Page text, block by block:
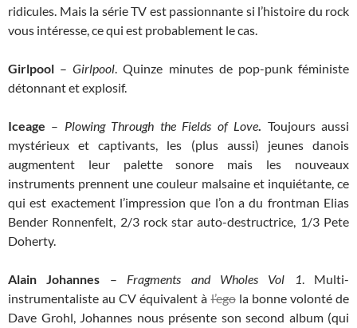
ridicules. Mais la série TV est passionnante si l’histoire du rock
vous intéresse, ce qui est probablement le cas.
Girlpool –Girlpool. Quinze minutes de pop-punk féministe
détonnant et explosif.
Iceage – Plowing Through the Fields of Love. Toujours aussi
mystérieux et captivants, les (plus aussi) jeunes danois
augmentent leur palette sonore mais les nouveaux
instruments prennent une couleur malsaine et inquiétante, ce
qui est exactement l’impression que l’on a du frontman Elias
Bender Ronnenfelt, 2/3 rock star auto-destructrice, 1/3 Pete
Doherty.
Alain Johannes – Fragments and Wholes Vol 1. Multi-
instrumentaliste au CV équivalent àl’egola bonne volonté de
Dave Grohl, Johannes nous présente son second album (qui